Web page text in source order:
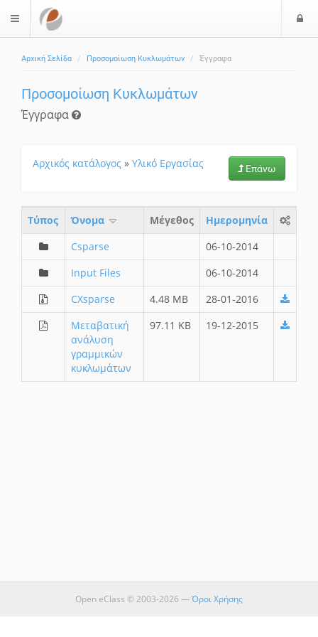
$langMenu
Αρχική Σελίδα Προσομοίωση Κυκλωμάτων Έγγραφα
Προσομοίωση Κυκλωμάτων
Έγγραφα
Επάνω
Αρχικός κατάλογος » Υλικό Εργασίας
Τύπος Όνομα Μέγεθος
Ημερομηνία
Csparse
06-10-2014
Input Files
06-10-2014
CXsparse
4.48 MB
28-01-2016
Μεταβατική
ανάλυση
γραµµικών
κυκλωµάτων
97.11 KB 19-12-2015
Open eClass © 2003-2026 —Όροι Χρήσης